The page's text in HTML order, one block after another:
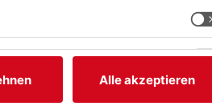
info@radiogong.de